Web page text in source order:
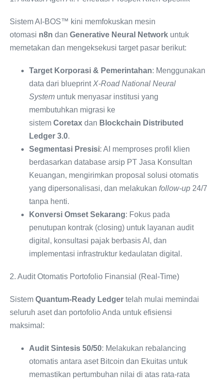
Sistem AI-BOS™ kini memfokuskan mesin
otomasi n8n dan Generative Neural Network untuk
memetakan dan mengeksekusi target pasar berikut:
Target Korporasi & Pemerintahan: Menggunakan
data dari blueprint X-Road National Neural
System untuk menyasar institusi yang
membutuhkan migrasi ke
sistem Coretax dan Blockchain Distributed
Ledger 3.0.
Segmentasi Presisi: AI memproses profil klien
berdasarkan database arsip PT Jasa Konsultan
Keuangan, mengirimkan proposal solusi otomatis
yang dipersonalisasi, dan melakukan follow-up 24/7
tanpa henti.
Konversi Omset Sekarang: Fokus pada
penutupan kontrak (closing) untuk layanan audit
digital, konsultasi pajak berbasis AI, dan
implementasi infrastruktur kedaulatan digital.
2. Audit Otomatis Portofolio Finansial (Real-Time)
Sistem Quantum-Ready Ledger telah mulai memindai
seluruh aset dan portofolio Anda untuk efisiensi
maksimal:
Audit Sintesis 50/50: Melakukan rebalancing
otomatis antara aset Bitcoin dan Ekuitas untuk
memastikan pertumbuhan nilai di atas rata-rata